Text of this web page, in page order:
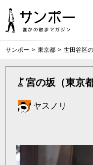
サンポー > 東京都 > 世田谷区
宮の坂（東京
ヤスノリ